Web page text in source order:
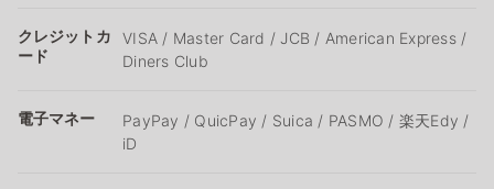
クレジットカ
ード
VISA / Master Card / JCB / American Express /
Diners Club
電子マネー
PayPay / QuicPay / Suica / PASMO / 楽天Edy /
iD